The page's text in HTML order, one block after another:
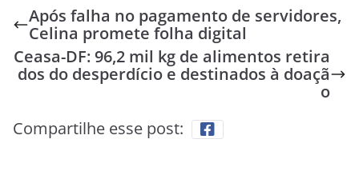
Após falha no pagamento de servidores,
Celina promete folha digital
Ceasa-DF: 96,2 mil kg de alimentos retira
dos do desperdício e destinados à doaçã
o
Compartilhe esse post: